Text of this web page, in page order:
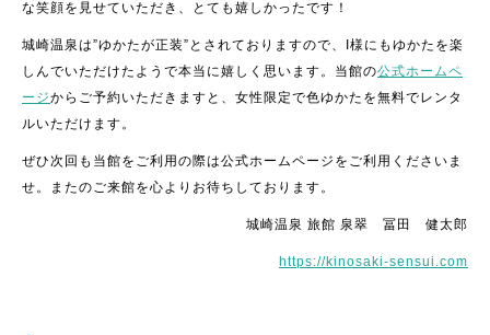
な笑顔を見せていただき、とても嬉しかったです！
城崎温泉は”ゆかたが正装”とされておりますので、I様にもゆかたを楽
しんでいただけたようで本当に嬉しく思います。当館の公式ホームペ
ージからご予約いただきますと、女性限定で色ゆかたを無料でレンタ
ルいただけます。
ぜひ次回も当館をご利用の際は公式ホームページをご利用くださいま
せ。またのご来館を心よりお待ちしております。
城崎温泉 旅館 泉翠 冨田 健太郎
https://kinosaki-sensui.com